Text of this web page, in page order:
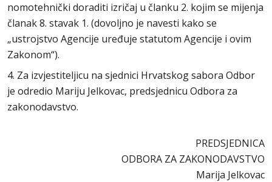
nomotehnički doraditi izričaj u članku 2. kojim se mijenja
članak 8. stavak 1. (dovoljno je navesti kako se
„ustrojstvo Agencije uređuje statutom Agencije i ovim
Zakonom“).
4. Za izvjestiteljicu na sjednici Hrvatskog sabora Odbor
je odredio Mariju Jelkovac, predsjednicu Odbora za
zakonodavstvo.
PREDSJEDNICA
ODBORA ZA ZAKONODAVSTVO
Marija Jelkovac